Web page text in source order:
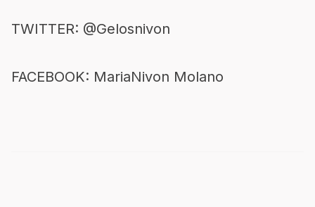
TWITTER: @Gelosnivon
FACEBOOK: MariaNivon Molano